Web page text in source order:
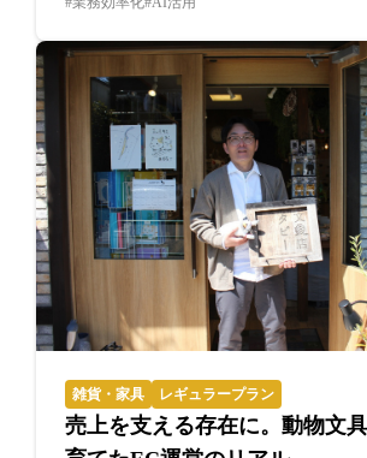
雑貨・家具 レギュラープラン
売上を支える存在に。動物文